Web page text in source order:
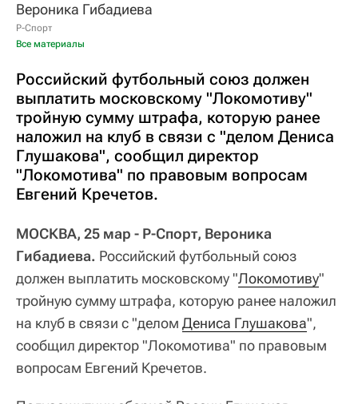
Вероника Гибадиева
Р-Спорт
Все материалы
Российский футбольный союз должен
выплатить московскому "Локомотиву"
тройную сумму штрафа, которую ранее
наложил на клуб в связи с "делом Дениса
Глушакова", сообщил директор
"Локомотива" по правовым вопросам
Евгений Кречетов.
МОСКВА, 25 мар - Р-Спорт, Вероника
Гибадиева. Российский футбольный союз
должен выплатить московскому "Локомотиву"
тройную сумму штрафа, которую ранее наложил
на клуб в связи с "делом Дениса Глушакова",
сообщил директор "Локомотива" по правовым
вопросам Евгений Кречетов.